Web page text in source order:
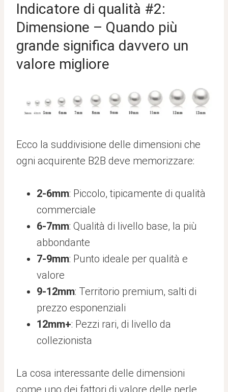
Indicatore di qualità #2:
Dimensione – Quando più
grande significa davvero un
valore migliore
Ecco la suddivisione delle dimensioni che
ogni acquirente B2B deve memorizzare:
2-6mm: Piccolo, tipicamente di qualità
commerciale
6-7mm: Qualità di livello base, la più
abbondante
7-9mm: Punto ideale per qualità e
valore
9-12mm: Territorio premium, salti di
prezzo esponenziali
12mm+: Pezzi rari, di livello da
collezionista
La cosa interessante delle dimensioni
come uno dei fattori di valore delle perle